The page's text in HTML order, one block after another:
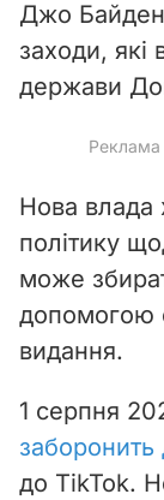
Джо
заходи, які
держави
Нова влада
політику
може
допомогою
видання.
1 серпня
заборонить
до TikTok.